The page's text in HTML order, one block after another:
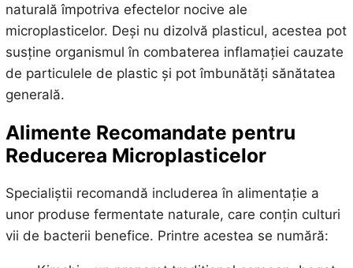
naturală împotriva efectelor nocive ale
microplasticelor. Deși nu dizolvă plasticul, acestea pot
susține organismul în combaterea inflamației cauzate
de particulele de plastic și pot îmbunătăți sănătatea
generală.
Alimente Recomandate pentru
Reducerea Microplasticelor
Specialiștii recomandă includerea în alimentație a
unor produse fermentate naturale, care conțin culturi
vii de bacterii benefice. Printre acestea se numără: